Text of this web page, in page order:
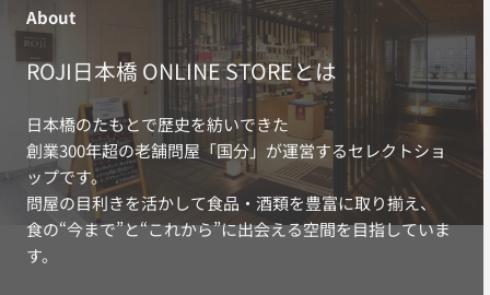
About
ROJI日本橋 ONLINE STOREとは
日本橋のたもとで歴史を紡いできた
創業300年超の老舗問屋「国分」が運営するセレクトショ
ップです。
問屋の目利きを活かして食品・酒類を豊富に取り揃え、
食の“今まで”と“これから”に出会える空間を目指していま
す。